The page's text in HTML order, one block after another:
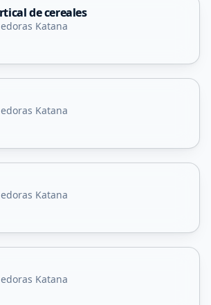
de cereales
Katana
Katana
Katana
Katana